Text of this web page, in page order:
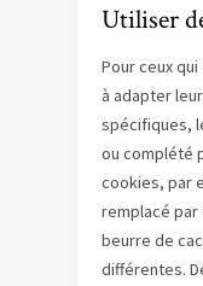
Utiliser
Pour ceux
à adapter
spécifiques,
ou complété
cookies, par
remplacé par
beurre de
différentes.